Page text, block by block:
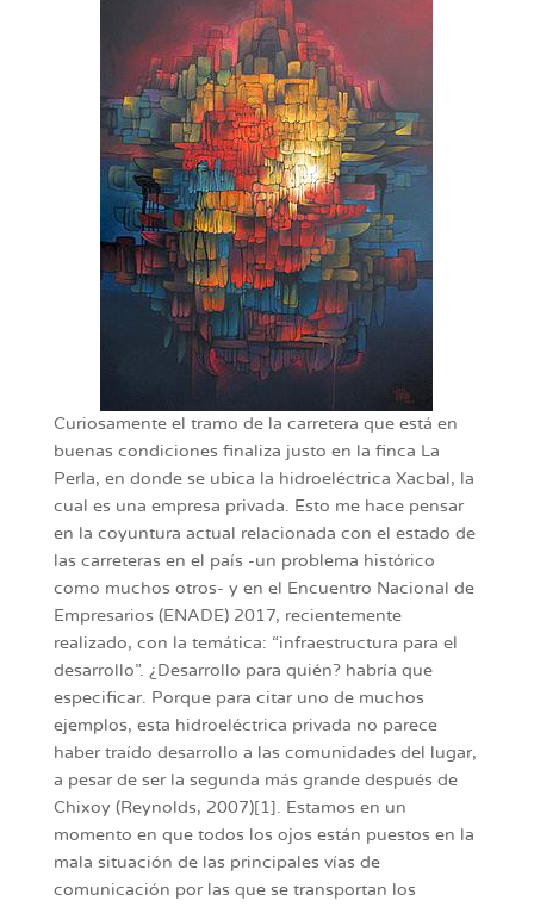
Curiosamente el tramo de la carretera que está en
buenas condiciones finaliza justo en la finca La
Perla, en donde se ubica la hidroeléctrica Xacbal, la
cual es una empresa privada. Esto me hace pensar
en la coyuntura actual relacionada con el estado de
las carreteras en el país -un problema histórico
como muchos otros- y en el Encuentro Nacional de
Empresarios (ENADE) 2017, recientemente
realizado, con la temática: “infraestructura para el
desarrollo”. ¿Desarrollo para quién? habría que
especificar. Porque para citar uno de muchos
ejemplos, esta hidroeléctrica privada no parece
haber traído desarrollo a las comunidades del lugar,
a pesar de ser la segunda más grande después de
Chixoy (Reynolds, 2007)[1]. Estamos en un
momento en que todos los ojos están puestos en la
mala situación de las principales vías de
comunicación por las que se transportan los